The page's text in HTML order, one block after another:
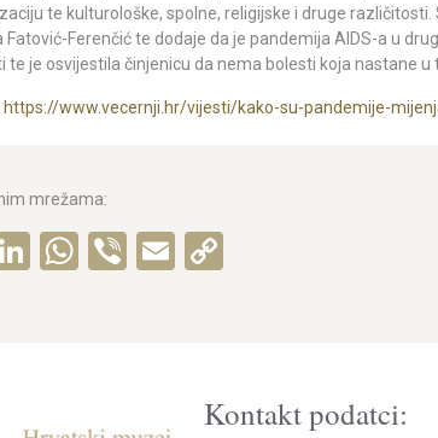
te kulturološke, spolne, religijske i druge
Fatović-Ferenčić te dodaje da je pandemija AIDS-a u
te je osvijestila činjenicu da nema bolesti koja nastane
https://www.vecernji.hr/vijesti/kako-su-pandemije-
mrežama:
Messenger
LinkedIn
WhatsApp
ViberEmail
Kontakt podatci: